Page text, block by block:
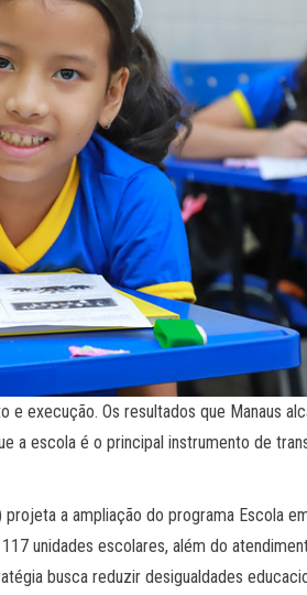
e execução. Os resultados que Manaus
a escola é o principal instrumento de
a ampliação do programa Escola
unidades escolares, além do
busca reduzir desigualdades